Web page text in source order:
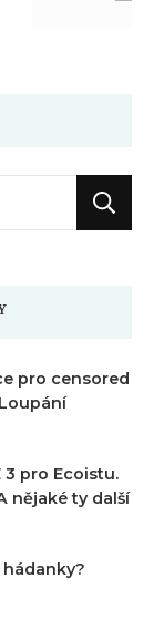
pro censored
3 pro Ecoistu.
nějaké ty další
hádanky?